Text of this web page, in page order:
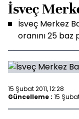
İsveç
İsveç Merkez
oranını 25 baz
15 Şubat 2011, 12:28
Güncelleme : 15